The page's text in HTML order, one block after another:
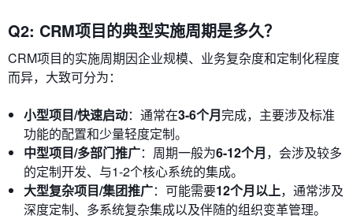
Q2: CRM项目的典型实施周期是多久？
CRM项目的实施周期因企业规模、业务复杂度和定制化程度
而异，大致可分为：
小型项目/快速启动：通常在3-6个月完成，主要涉及标准
功能的配置和少量轻度定制。
中型项目/多部门推广：周期一般为6-12个月，会涉及较多
的定制开发、与1-2个核心系统的集成。
大型复杂项目/集团推广：可能需要12个月以上，通常涉及
深度定制、多系统复杂集成以及伴随的组织变革管理。